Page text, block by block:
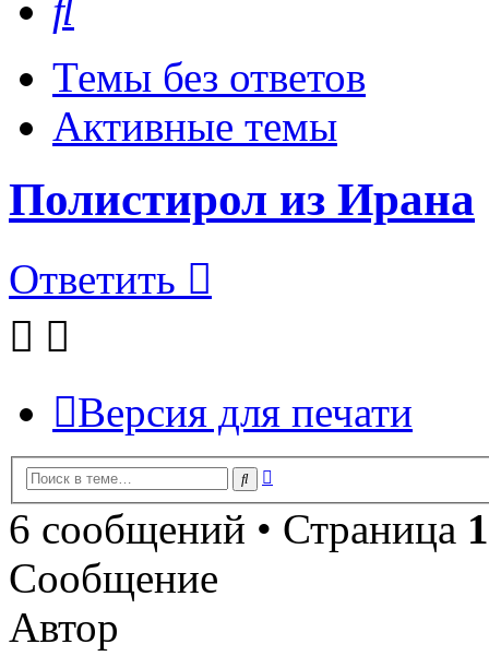
Темы без ответов
Активные темы
Полистирол из Ирана
Ответить
Версия для печати
Поиск
6 сообщений • Страница 1
Сообщение
Автор